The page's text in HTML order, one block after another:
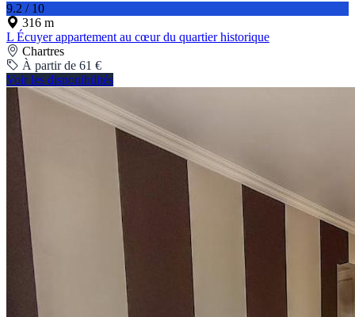
9.2 / 10
316 m
L Écuyer appartement au cœur du quartier historique
Chartres
À partir de 61 €
Voir les disponibilités